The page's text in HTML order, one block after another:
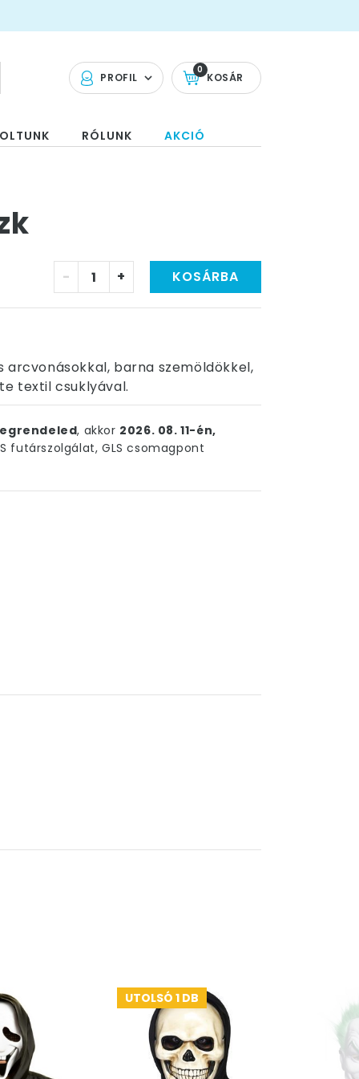
PROFIL KOSÁR
0
RÓLUNK AKCIÓ
- + KOSÁRBA
arcvonásokkal, barna szemöldökkel,
textil csuklyával.
, akkor 2026. 08. 11-én,
futárszolgálat, GLS csomagpont
UTOLSÓ 1 DB